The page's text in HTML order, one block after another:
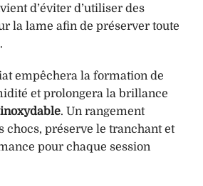
d’éviter d’utiliser des
la lame afin de préserver toute
.
empêchera la formation de
et prolongera la brillance
. Un rangement
chocs, préserve le tranchant et
pour chaque session